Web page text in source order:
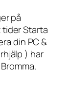
på
tider Starta
din PC &
) har